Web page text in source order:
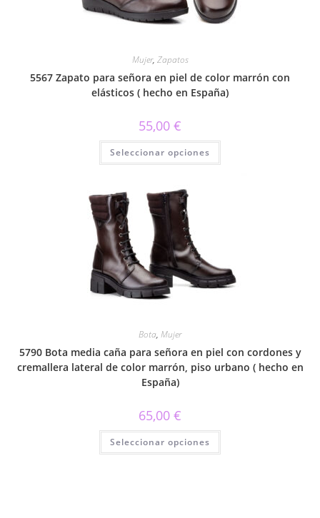
producto
Mujer, Zapatos
5567 Zapato para señora en piel de color marrón con
elásticos ( hecho en España)
55,00 €
Seleccionar opciones
Este
tiene
página
de
producto
Bota, Mujer
5790 Bota media caña para señora en piel con cordones y
cremallera lateral de color marrón, piso urbano ( hecho en
España)
65,00 €
Seleccionar opciones
Este
tiene